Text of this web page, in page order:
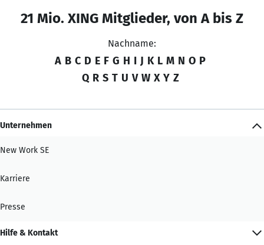
21 Mio. XING Mitglieder, von A bis Z
Nachname:
A B C D E F G H I J K L M N O P
Q R S T U V W X Y Z
Unternehmen
New Work SE
Karriere
Presse
Hilfe & Kontakt